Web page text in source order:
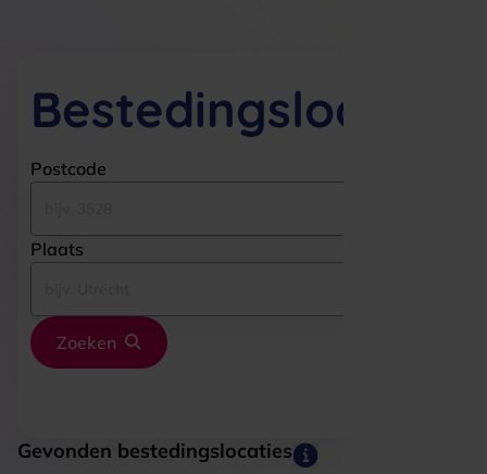
Bestedingslocaties
Postcode
Plaats
Zoeken
Gevonden bestedingslocaties